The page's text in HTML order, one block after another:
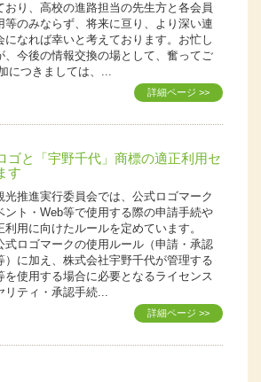
おり、高校の進路担当の先生方と各会員
等のみならず、将来に亘り、より深い連
になれば幸いと考えております。お忙し
、今後の情報交換の場として、奮ってご
つきましては、...
詳細ページ >>
ゴと「宇野千代」商標の適正利用セ
す
推進実行委員会では、公式ロゴマーク
ント・Web等で使用する際の申請手続や
利用に向けたルールを定めています。
式ロゴマークの使用ルール（申請・承認
）に加え、株式会社宇野千代が管理する
を使用する場合に必要となるライセンス
ティ・承認手続...
詳細ページ >>